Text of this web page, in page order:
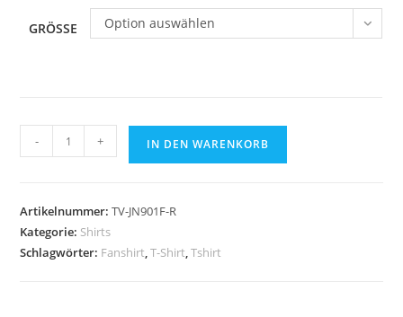
GRÖSSE Option auswählen
Shirt
James
&
Nicholson
- + IN DEN WARENKORB
Artikelnummer:TV-JN901F-R
Kategorie: Shirts
Schlagwörter: Fanshirt,T-Shirt,Tshirt